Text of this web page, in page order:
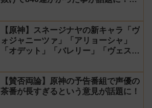
【原神】スネージナヤの新キャラ「ヴ
ォジャニーツァ」「アリョーシャ」
「オデット」「バレリー」「ヴェス
「アナスターシャ・フョードロヴナ・
スネージナヤ」が一斉に発表！【声優
氷神 第10位】
【賛否両論】原神の予告番組で声優の
茶番が長すぎるという意見が話題に！